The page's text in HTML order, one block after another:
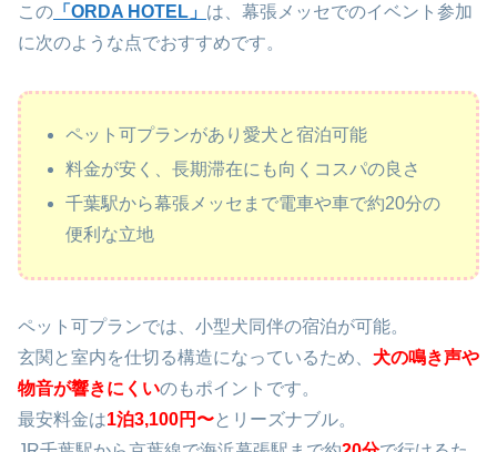
この 「ORDA HOTEL」 は、幕張メッセでのイベント参加
に次のような点でおすすめです。
ペット可プランがあり愛犬と宿泊可能
料金が安く、長期滞在にも向くコスパの良さ
千葉駅から幕張メッセまで電車や車で約20分の
便利な立地
ペット可プランでは、小型犬同伴の宿泊が可能。
玄関と室内を仕切る構造になっているため、 犬の鳴き声や
物音が響きにくいのもポイントです。
最安料金は1泊3,100円〜とリーズナブル。